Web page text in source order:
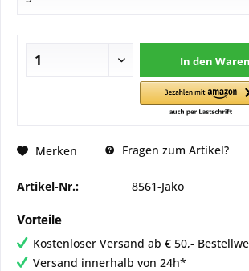
In den
Merken Fragen zum Artikel?
Artikel-Nr.: 8561-Jako
Vorteile
Kostenloser Versand ab € 50,-
Versand innerhalb von 24h*